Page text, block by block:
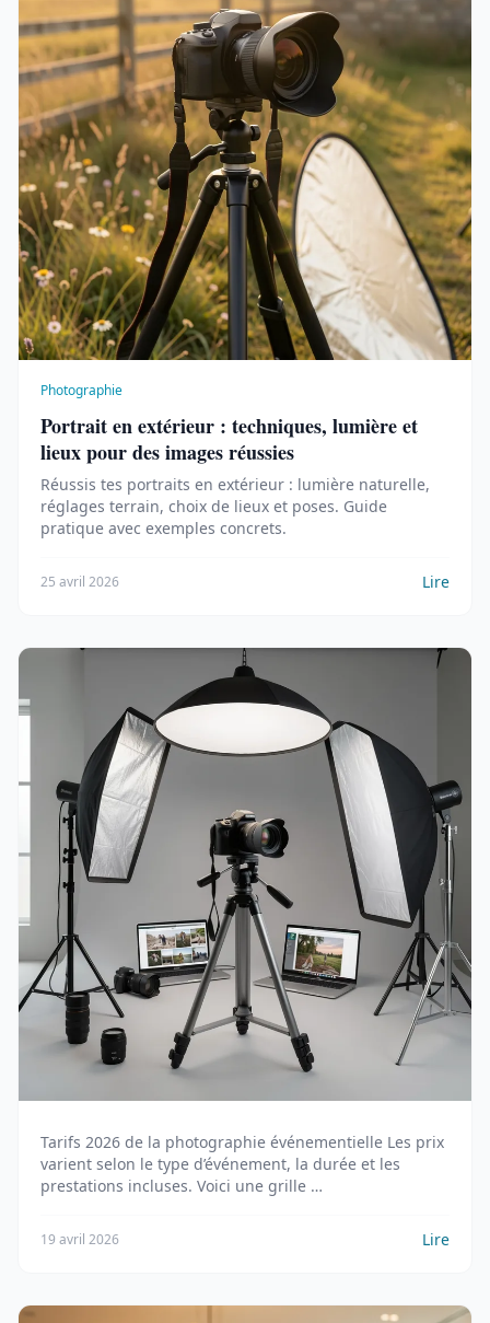
Photographie
Portrait en extérieur : techniques, lumière et
lieux pour des images réussies
Réussis tes portraits en extérieur : lumière naturelle,
réglages terrain, choix de lieux et poses. Guide
pratique avec exemples concrets.
25 avril 2026 Lire
Tarifs 2026 de la photographie événementielle Les prix
varient selon le type d’événement, la durée et les
prestations incluses. Voici une grille …
19 avril 2026 Lire